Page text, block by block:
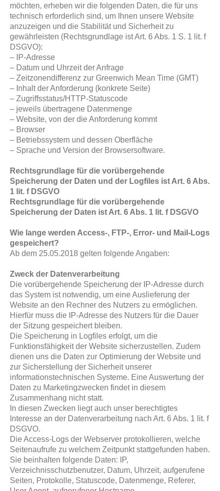
möchten, erheben wir die folgenden Daten, die für uns
technisch erforderlich sind, um Ihnen unsere Website
anzuzeigen und die Stabilität und Sicherheit zu
gewährleisten (Rechtsgrundlage ist Art. 6 Abs. 1 S. 1 lit. f
DSGVO):
– IP-Adresse
– Datum und Uhrzeit der Anfrage
– Zeitzonendifferenz zur Greenwich Mean Time (GMT)
– Inhalt der Anforderung (konkrete Seite)
– Zugriffsstatus/HTTP-Statuscode
– jeweils übertragene Datenmenge
– Website, von der die Anforderung kommt
– Browser
– Betriebssystem und dessen Oberfläche
– Sprache und Version der Browsersoftware.
Rechtsgrundlage für die vorübergehende
Speicherung der Daten und der Logfiles ist Art. 6 Abs.
1 lit. f DSGVO
Rechtsgrundlage für die vorübergehende
Speicherung der Daten ist Art. 6 Abs. 1 lit. f DSGVO
Wie lange werden Access-, FTP-, Error- und Mail-Logs
gespeichert?
Ab dem 25.05.2018 gelten folgende Angaben:
Zweck der Datenverarbeitung
Die vorübergehende Speicherung der IP-Adresse durch
das System ist notwendig, um eine Auslieferung der
Website an den Rechner des Nutzers zu ermöglichen.
Hierfür muss die IP-Adresse des Nutzers für die Dauer
der Sitzung gespeichert bleiben.
Die Speicherung in Logfiles erfolgt, um die
Funktionsfähigkeit der Website sicherzustellen. Zudem
dienen uns die Daten zur Optimierung der Website und
zur Sicherstellung der Sicherheit unserer
informationstechnischen Systeme. Eine Auswertung der
Daten zu Marketingzwecken findet in diesem
Zusammenhang nicht statt.
In diesen Zwecken liegt auch unser berechtigtes
Interesse an der Datenverarbeitung nach Art. 6 Abs. 1 lit. f
DSGVO.
Die Access-Logs der Webserver protokollieren, welche
Seitenaufrufe zu welchem Zeitpunkt stattgefunden haben.
Sie beinhalten folgende Daten: IP,
Verzeichnisschutzbenutzer, Datum, Uhrzeit, aufgerufene
Seiten, Protokolle, Statuscode, Datenmenge, Referer,